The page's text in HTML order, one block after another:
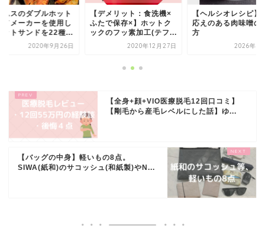
ムスのダブルホット
ドメーカーを使用し
ットサンドを22種...
2020年9月26日
【デメリット：食洗機×
ふたで保存×】ホットク
ックのフッ素加工(テフ...
2020年12月27日
【ヘルシオレシピ】
応えのある肉味噌の
方
2026年5
【全身+顔+VIO医療脱毛12回口コミ】
【剛毛から産毛レベルにした話】ゆ...
【バッグの中身】軽いもの8点。
SIWA(紙和)のサコッシュ(和紙製)やN...